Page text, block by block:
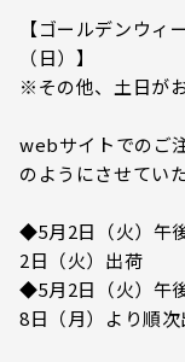
【ゴールデンウィ
（日）】
※その他、土日が
webサイトでのご
のようにさせてい
◆5月2日（火）午
2日（火）出荷
◆5月2日（火）午
8日（月）より順次